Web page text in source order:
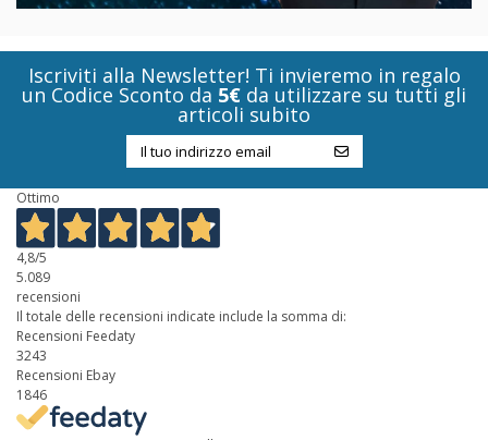
Iscriviti alla Newsletter! Ti invieremo in regalo
un Codice Sconto da 5€ da utilizzare su tutti gli
articoli subito
Ottimo
4,8/5
5.089
recensioni
Il totale delle recensioni indicate include la somma di:
Recensioni Feedaty
3243
Recensioni Ebay
1846